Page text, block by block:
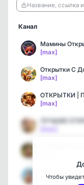
Название, ссылка
Канал
Мамины
[max]
[max]
[max]
[max]
Чтобы